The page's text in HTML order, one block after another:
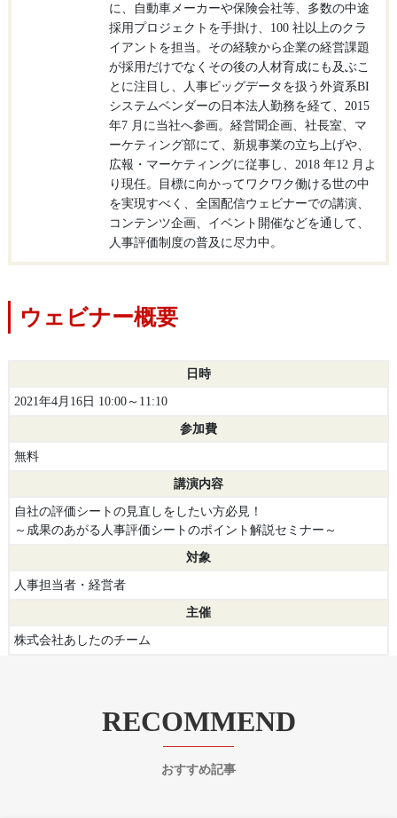
に、自動車メーカーや保険会社等、多数の中途
採用プロジェクトを手掛け、100 社以上のクラ
イアントを担当。その経験から企業の経営課題
が採用だけでなくその後の人材育成にも及ぶこ
とに注目し、人事ビッグデータを扱う外資系BI
システムベンダーの日本法人勤務を経て、2015
年7 月に当社へ参画。経営聞企画、社長室、マ
ーケティング部にて、新規事業の立ち上げや、
広報・マーケティングに従事し、2018 年12 月よ
り現任。目標に向かってワクワク働ける世の中
を実現すべく、全国配信ウェビナーでの講演、
コンテンツ企画、イベント開催などを通して、
人事評価制度の普及に尽力中。
ウェビナー概要
日時
2021年4月16日 10:00～11:10
参加費
無料
講演内容
自社の評価シートの見直しをしたい方必見！
～成果のあがる人事評価シートのポイント解説セミナー～
対象
人事担当者・経営者
主催
株式会社あしたのチーム
RECOMMEND
おすすめ記事